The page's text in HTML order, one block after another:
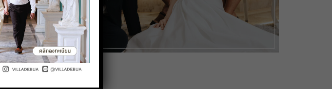
Minimal Wedding